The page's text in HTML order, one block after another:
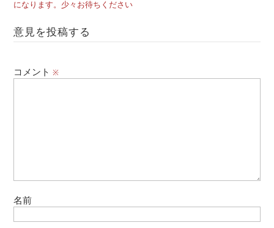
になります。少々お待ちください
意見を投稿する
コメント※
名前